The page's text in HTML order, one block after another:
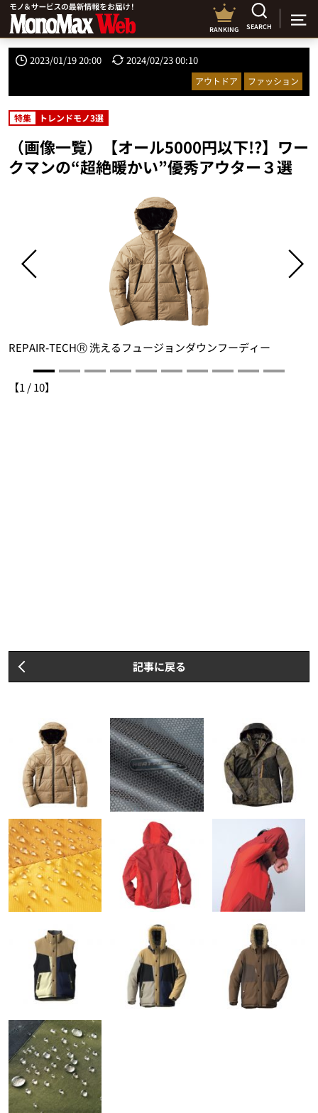
RANKING SEARCH
2023/01/19 20:00 2024/02/23 00:10
アウトドア ファッション
特集 トレンドモノ3選
（画像一覧）【オール5000円以下!?】ワー
クマンの“超絶暖かい”優秀アウター３選
REPAIR-TECHⓇ 洗えるフュージョンダウンフーディー
【1 /10】
記事に戻る